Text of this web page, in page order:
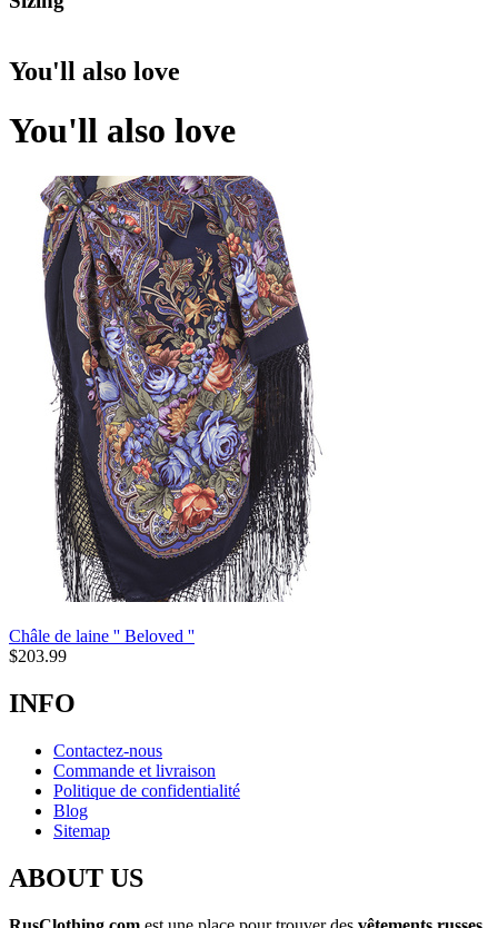
You'll also love
You'll also love
Châle de laine '' Beloved ''
$203.99
INFO
Contactez-nous
Commande et livraison
Politique de confidentialité
Blog
Sitemap
ABOUT US